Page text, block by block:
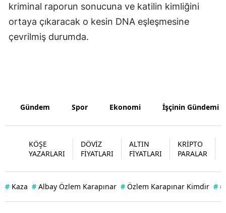
kriminal raporun sonucuna ve katilin kimliğini
ortaya çıkaracak o kesin DNA eşleşmesine
çevrilmiş durumda.
Gündem Spor Ekonomi İşçinin Gündemi
KÖŞE
YAZARLARI
DÖVİZ
FİYATLARI
ALTIN
FİYATLARI
KRİPTO
PARALAR
# Kaza # Albay Özlem Karapınar # Özlem Karapınar Kimdir #